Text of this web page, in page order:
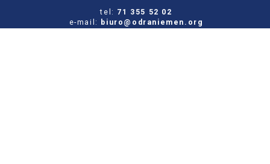
tel: 71 355 52 02
e-mail:
biuro@odraniemen.org